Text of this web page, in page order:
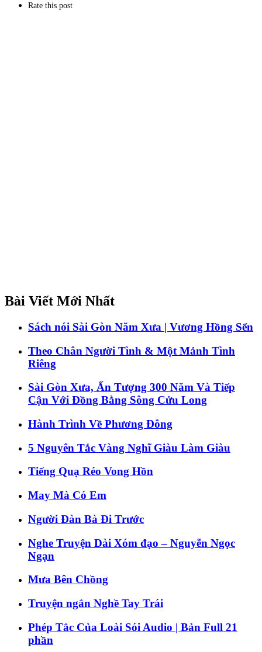
Rate this post
Bài Viết Mới Nhất
Sách nói Sài Gòn Năm Xưa | Vương Hồng Sển
Theo Chân Người Tình & Một Mảnh Tình
Riêng
Sài Gòn Xưa, Ấn Tượng 300 Năm Và Tiếp
Cận Với Đồng Bằng Sông Cửu Long
Hành Trình Về Phương Đông
5 Nguyên Tắc Vàng Nghĩ Giàu Làm Giàu
Tiếng Quạ Réo Vong Hồn
May Mà Có Em
Người Đàn Bà Đi Trước
Nghe Truyện Dài Xóm đạo – Nguyễn Ngọc
Ngạn
Mưa Bên Chồng
Truyện ngắn Nghề Tay Trái
Phép Tắc Của Loài Sói Audio | Bản Full 21
phần